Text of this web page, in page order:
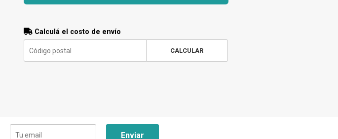
Calculá el costo de envío
CALCULAR
Enviar